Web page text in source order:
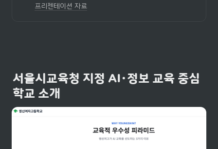
프리젠테이션 자료
서울시교육청 지정 AI・정보 교육 중심
학교 소개